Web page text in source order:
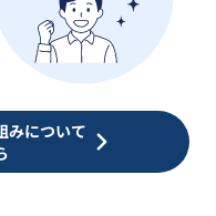
みについて